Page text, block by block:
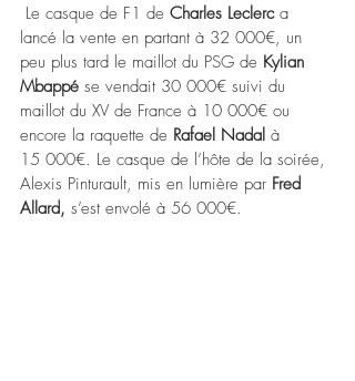
Le casque de F1 de Charles Leclerc a
lancé la vente en partant à 32 000€, un
peu plus tard le maillot du PSG de Kylian
Mbappé se vendait 30 000€ suivi du
maillot du XV de France à 10 000€ ou
encore la raquette de Rafael Nadal à
15 000€. Le casque de l’hôte de la soirée,
Alexis Pinturault, mis en lumière par Fred
Allard, s’est envolé à 56 000€.